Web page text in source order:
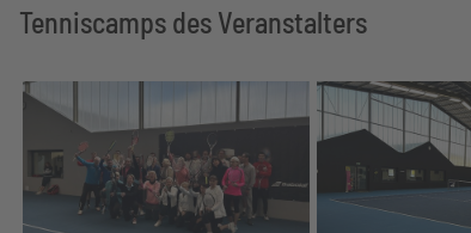
Tenniscamps des Veranstalters